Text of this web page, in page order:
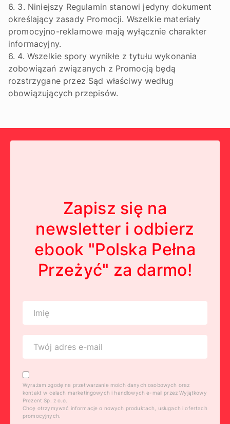
6. 3. Niniejszy Regulamin stanowi jedyny dokument
określający zasady Promocji. Wszelkie materiały
promocyjno-reklamowe mają wyłącznie charakter
informacyjny.
6. 4. Wszelkie spory wynikłe z tytułu wykonania
zobowiązań związanych z Promocją będą
rozstrzygane przez Sąd właściwy według
obowiązujących przepisów.
Zapisz się na
newsletter i odbierz
ebook "Polska Pełna
Przeżyć" za darmo!
Wyrażam zgodę na przetwarzanie moich danych osobowych oraz
kontakt w celach marketingowych i handlowych e-mail przez Wyjątkowy
Prezent Sp. z o.o.
Chcę otrzymywać informacje o nowych produktach, usługach i ofertach
promocyjnych.